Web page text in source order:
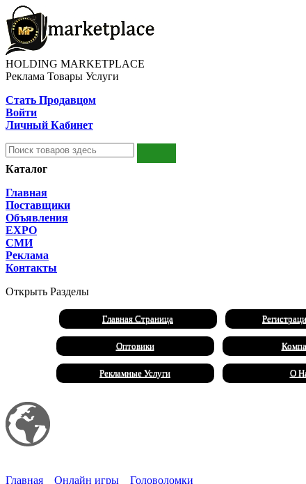
HOLDING MARKETPLACE
Реклама Товары Услуги
Стать Продавцом
Войти
Личный Кабинет
Каталог
Главная
Поставщики
Объявления
EXPO
СМИ
Реклама
Контакты
Открыть Разделы
Главная Страница
Оптовики
Рекламные Услуги О
Главная
Онлайн игры Головоломки